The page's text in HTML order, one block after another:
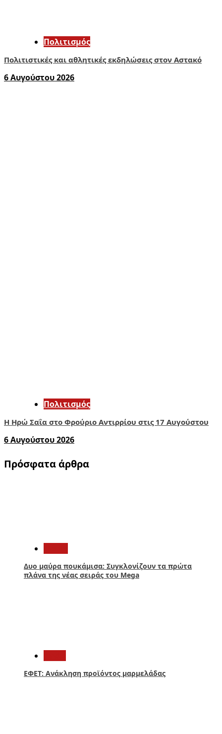
Πολιτισμός
Πολιτιστικές και αθλητικές εκδηλώσεις στον Αστακό
6 Αυγούστου 2026
Πολιτισμός
Η Ηρώ Σαΐα στο Φρούριο Αντιρρίου στις 17 Αυγούστου
6 Αυγούστου 2026
Πρόσφατα άρθρα
Δυο μαύρα πουκάμισα: Συγκλονίζουν τα πρώτα
πλάνα της νέας σειράς του Mega
ΕΦΕΤ: Ανάκληση προϊόντος μαρμελάδας